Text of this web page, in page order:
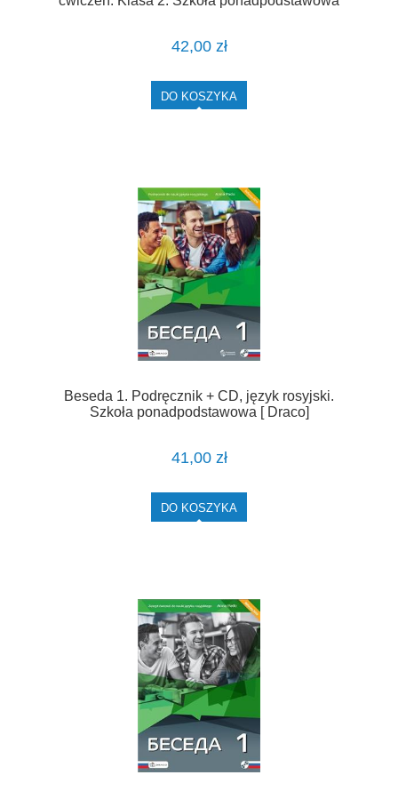
42,00 zł
DO KOSZYKA
Beseda 1. Podręcznik + CD, język rosyjski.
Szkoła ponadpodstawowa [ Draco]
41,00 zł
DO KOSZYKA